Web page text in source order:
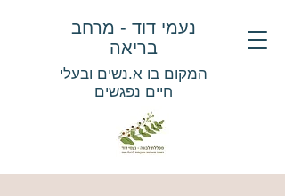
נעמי דוד - מרחב
בריאה
המקום בו א.נשים ובעלי
חיים נפגשים